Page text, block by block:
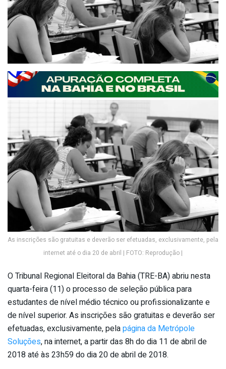
As inscrições são gratuitas e deverão ser efetuadas, exclusivamente, pela
internet até o dia 20 de abril | FOTO: Reprodução |
O Tribunal Regional Eleitoral da Bahia (TRE-BA) abriu nesta
quarta-feira (11) o processo de seleção pública para
estudantes de nível médio técnico ou profissionalizante e
de nível superior. As inscrições são gratuitas e deverão ser
efetuadas, exclusivamente, pelapágina da Metrópole
Soluções, na internet, a partir das 8h do dia 11 de abril de
2018 até às 23h59 do dia 20 de abril de 2018.